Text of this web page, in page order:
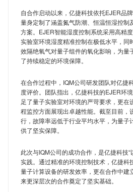
敏器件存储防护解决方案，用于其
产线。该方案将承担起关键湿敏器
快速稳定的低湿环境，杜绝因吸潮
提升产品良率。
（Carsem）的合作是其全球化战
捷EJER的产品已广泛应用于半导
算、光伏新能源等多个高端制造领
企业的认可。“在MSD管理领域，‘快
发为核心，用‘无耗材、快恢复’的
企业提供高性价比的国产化替代方
未来，亿捷EJER将持续深化与嘉盛
时有效隔绝氧气对精密组件的氧化
心部件始终处于最佳环境状态。
据亿捷科技相关负责人介绍，此次
供应链，是EJER品牌“技术+品质+
亿捷科技不仅为供应商提供了标准
对博世的生产需求，联合供应商完
适配，确保设备能够无缝融入博世
定的运行。
在高端制造领域，环境控制是保障
环节。亿捷科技深耕工业环境控制
相关专利，产品已广泛应用于半导
多个高端制造领域。
此次EJER产品进入博世供应链体系
自合作启动以来，亿捷科技依托EJER品
量身定制了涵盖氮气防潮、恒温恒湿控制
方案。EJER智能湿度控制系统采用高精
实验室环境湿度精准控制在极低水平，同
效隔绝氧气对量子组件的氧化影响，为量
了持续稳定的环境保障。
在合作过程中，IQM公司研发团队对亿捷
度评价。团队指出，亿捷科技的EJER环
足了量子实验室对环境的严苛要求，更在
程监控方面展现出卓越性能。截至目前，
行，故障率远低于行业平均水平，为量子
供了坚实保障。
此次与IQM公司的成功合作，是亿捷科技
实践。通过精准的环境控制技术，亿捷科
量子计算设备的研发效率，更在合作中建
来更深层次的合作奠定了坚实基础。